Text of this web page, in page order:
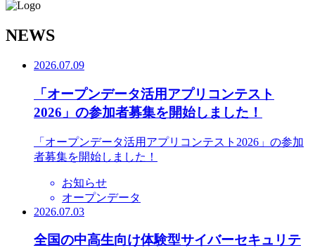
NEWS
2026.07.09
「オープンデータ活用アプリコンテスト
2026」の参加者募集を開始しました！
「オープンデータ活用アプリコンテスト2026」の参加
者募集を開始しました！
お知らせ
オープンデータ
2026.07.03
全国の中高生向け体験型サイバーセキュリテ